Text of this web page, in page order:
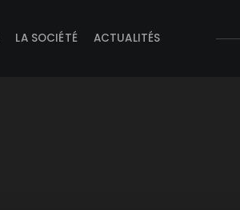
LA SOCIÉTÉ ACTUALITÉS